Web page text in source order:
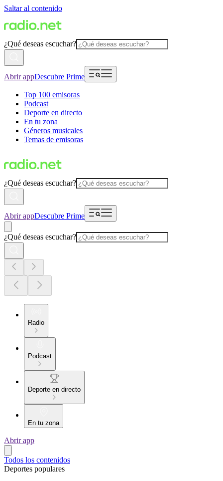
Saltar al contenido
¿Qué deseas escuchar?
Abrir appDescubre Prime
Top 100 emisoras
Podcast
Deporte en directo
En tu zona
Géneros musicales
Temas de emisoras
¿Qué deseas escuchar?
Abrir appDescubre Prime
¿Qué deseas escuchar?
Radio
Podcast
Deporte en directo
En tu zona
Abrir app
Todos los contenidos
Deportes populares